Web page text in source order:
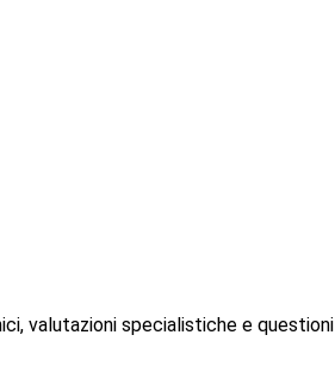
valutazioni specialistiche e questioni